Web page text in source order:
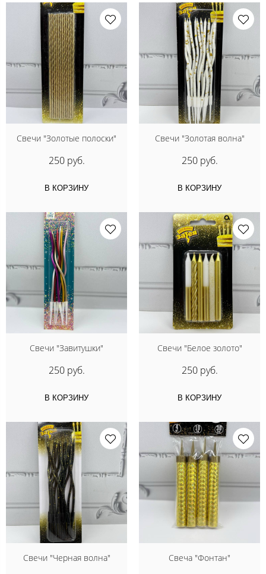
Свечи "Золотые полоски"
250 руб.
В КОРЗИНУ
Свечи "Золотая волна"
250 руб.
В КОРЗИНУ
Свечи "Завитушки"
250 руб.
В КОРЗИНУ
Свечи "Белое золото"
250 руб.
В КОРЗИНУ
Свечи "Черная волна" Свеча "Фонтан"